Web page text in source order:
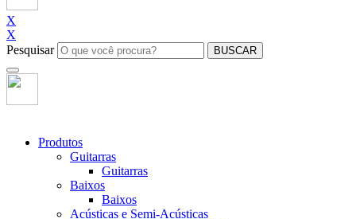
X
X
Pesquisar
BUSCAR
Produtos
Guitarras
Guitarras
Baixos
Baixos
Acústicas e Semi-Acústicas